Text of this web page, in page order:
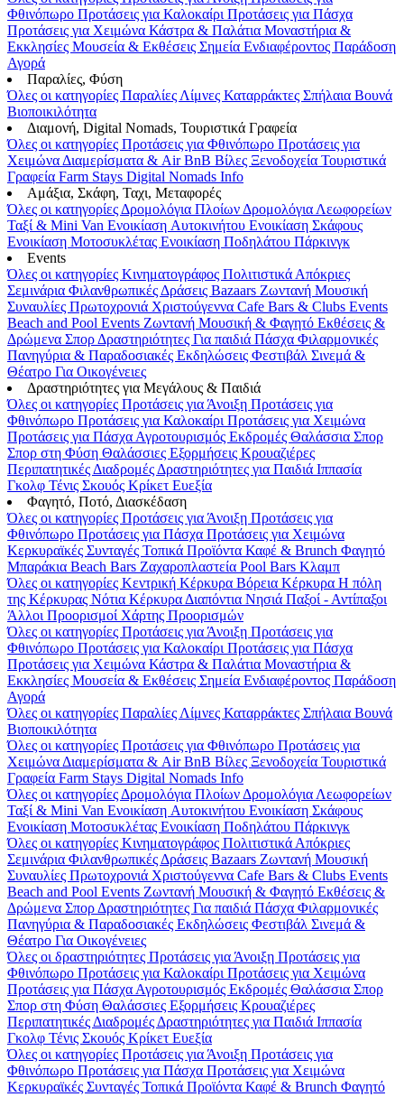
Φθινόπωρο Προτάσεις για Καλοκαίρι Προτάσεις για Πάσχα
Προτάσεις για Χειμώνα Κάστρα & Παλάτια Μοναστήρια &
Εκκλησίες Μουσεία & Εκθέσεις Σημεία Ενδιαφέροντος Παράδοση
Αγορά
Παραλίες, Φύση
Όλες οι κατηγορίες Παραλίες Λίμνες Καταρράκτες Σπήλαια Βουνά
Βιοποικιλότητα
Διαμονή, Digital Nomads, Τουριστικά Γραφεία
Όλες οι κατηγορίες Προτάσεις για Φθινόπωρο Προτάσεις για
Χειμώνα Διαμερίσματα & Air BnB Βίλες Ξενοδοχεία Τουριστικά
Γραφεία Farm Stays Digital Nomads Info
Αμάξια, Σκάφη, Ταχι, Μεταφορές
Όλες οι κατηγορίες Δρομολόγια Πλοίων Δρομολόγια Λεωφορείων
Ταξί & Μini Van Ενοικίαση Aυτοκινήτου Ενοικίαση Σκάφους
Ενοικίαση Μοτοσυκλέτας Ενοικίαση Ποδηλάτου Πάρκινγκ
Events
Όλες οι κατηγορίες Κινηματογράφος Πολιτιστικά Απόκριες
Σεμινάρια Φιλανθρωπικές Δράσεις Bazaars Ζωντανή Μουσική
Συναυλίες Πρωτοχρονιά Χριστούγεννα Cafe Bars & Clubs Events
Beach and Pool Events Ζωντανή Μουσική & Φαγητό Εκθέσεις &
Δρώμενα Σπορ Δραστηριότητες Για παιδιά Πάσχα Φιλαρμονικές
Πανηγύρια & Παραδοσιακές Εκδηλώσεις Φεστιβάλ Σινεμά &
Θέατρο Για Οικογένειες
Δραστηριότητες για Μεγάλους & Παιδιά
Όλες οι κατηγορίες Προτάσεις για Άνοιξη Προτάσεις για
Φθινόπωρο Προτάσεις για Καλοκαίρι Προτάσεις για Χειμώνα
Προτάσεις για Πάσχα Αγροτουρισμός Εκδρομές Θαλάσσια Σπορ
Σπορ στη Φύση Θαλάσσιες Εξορμήσεις Κρουαζιέρες
Περιπατητικές Διαδρομές Δραστηριότητες για Παιδιά Ιππασία
Γκολφ Τένις Σκουός Κρίκετ Ευεξία
Φαγητό, Ποτό, Διασκέδαση
Όλες οι κατηγορίες Προτάσεις για Άνοιξη Προτάσεις για
Φθινόπωρο Προτάσεις για Πάσχα Προτάσεις για Χειμώνα
Κερκυραϊκές Συνταγές Τοπικά Προϊόντα Καφέ & Brunch Φαγητό
Μπαράκια Beach Bars Ζαχαροπλαστεία Pool Bars Κλαμπ
Όλες οι κατηγορίες Κεντρική Κέρκυρα Βόρεια Κέρκυρα Η πόλη
της Κέρκυρας Νότια Κέρκυρα Διαπόντια Νησιά Παξοί - Αντίπαξοι
Άλλοι Προορισμοί Χάρτης Προορισμών
Όλες οι κατηγορίες Προτάσεις για Άνοιξη Προτάσεις για
Φθινόπωρο Προτάσεις για Καλοκαίρι Προτάσεις για Πάσχα
Προτάσεις για Χειμώνα Κάστρα & Παλάτια Μοναστήρια &
Εκκλησίες Μουσεία & Εκθέσεις Σημεία Ενδιαφέροντος Παράδοση
Αγορά
Όλες οι κατηγορίες Παραλίες Λίμνες Καταρράκτες Σπήλαια Βουνά
Βιοποικιλότητα
Όλες οι κατηγορίες Προτάσεις για Φθινόπωρο Προτάσεις για
Χειμώνα Διαμερίσματα & Air BnB Βίλες Ξενοδοχεία Τουριστικά
Γραφεία Farm Stays Digital Nomads Info
Όλες οι κατηγορίες Δρομολόγια Πλοίων Δρομολόγια Λεωφορείων
Ταξί & Μini Van Ενοικίαση Aυτοκινήτου Ενοικίαση Σκάφους
Ενοικίαση Μοτοσυκλέτας Ενοικίαση Ποδηλάτου Πάρκινγκ
Όλες οι κατηγορίες Κινηματογράφος Πολιτιστικά Απόκριες
Σεμινάρια Φιλανθρωπικές Δράσεις Bazaars Ζωντανή Μουσική
Συναυλίες Πρωτοχρονιά Χριστούγεννα Cafe Bars & Clubs Events
Beach and Pool Events Ζωντανή Μουσική & Φαγητό Εκθέσεις &
Δρώμενα Σπορ Δραστηριότητες Για παιδιά Πάσχα Φιλαρμονικές
Πανηγύρια & Παραδοσιακές Εκδηλώσεις Φεστιβάλ Σινεμά &
Θέατρο Για Οικογένειες
Όλες οι δραστηριότητες Προτάσεις για Άνοιξη Προτάσεις για
Φθινόπωρο Προτάσεις για Καλοκαίρι Προτάσεις για Χειμώνα
Προτάσεις για Πάσχα Αγροτουρισμός Εκδρομές Θαλάσσια Σπορ
Σπορ στη Φύση Θαλάσσιες Εξορμήσεις Κρουαζιέρες
Περιπατητικές Διαδρομές Δραστηριότητες για Παιδιά Ιππασία
Γκολφ Τένις Σκουός Κρίκετ Ευεξία
Όλες οι κατηγορίες Προτάσεις για Άνοιξη Προτάσεις για
Φθινόπωρο Προτάσεις για Πάσχα Προτάσεις για Χειμώνα
Κερκυραϊκές Συνταγές Τοπικά Προϊόντα Καφέ & Brunch Φαγητό